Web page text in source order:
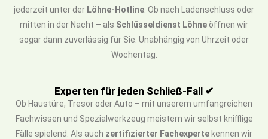
jederzeit unter der Löhne-Hotline . Ob nach Ladenschluss oder
mitten in der Nacht – als Schlüsseldienst Löhne öffnen wir
sogar dann zuverlässig für Sie. Unabhängig von Uhrzeit oder
Wochentag.
Experten für jeden Schließ-Fall ✔
Ob Haustüre, Tresor oder Auto – mit unserem umfangreichen
Fachwissen und Spezialwerkzeug meistern wir selbst knifflige
Fälle spielend. Als auch zertifizierter Fachexperte kennen wir